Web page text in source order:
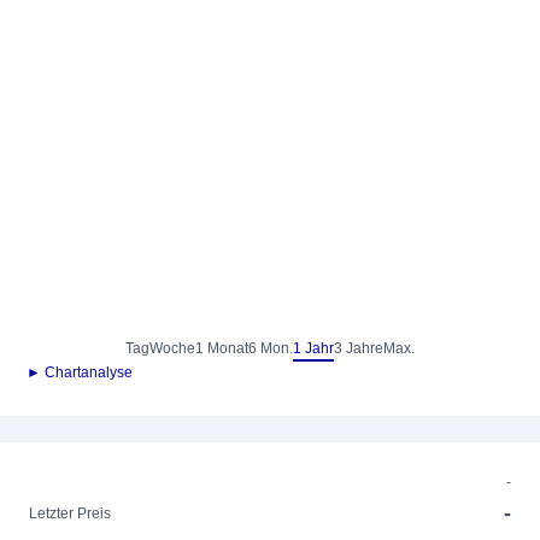
TagWoche1 Monat6 Mon.1 Jahr3 Jahre Max.
► Chartanalyse
-
Letzter Preis
-